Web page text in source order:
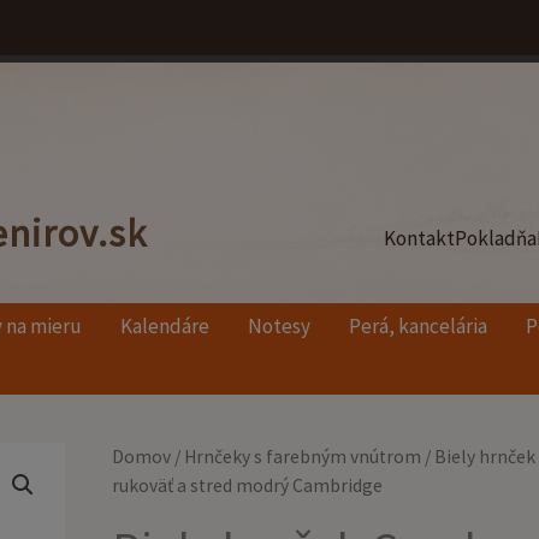
KontaktPokladňa
mieru Kalendáre Notesy Perá, kancelária
Domov/ Hrnčeky s farebným vnútrom / Biely
rukoväť a stred modrý Cambridge
Pôvodná
cena
Aktuálna
cena
množstvo
Biely